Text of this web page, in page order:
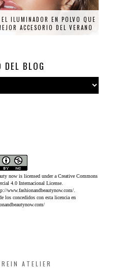
ILUMINADOR EN POLVO QUE
ACCESORIO DEL VERANO
DEL BLOG
now is licensed under a Creative Commons
4.0 Internacional License.
www.fashionandbeautynow.com/.
los concedidos con esta licencia en
ATELIER